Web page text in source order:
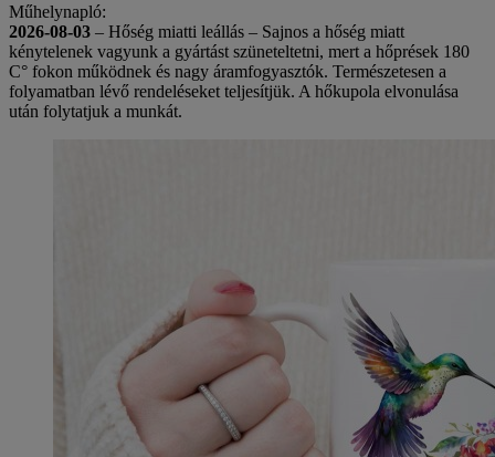
Műhelynapló:
2026-08-03 – Hőség miatti leállás – Sajnos a hőség miatt
kénytelenek vagyunk a gyártást szüneteltetni, mert a hőprések 180
C° fokon működnek és nagy áramfogyasztók. Természetesen a
folyamatban lévő rendeléseket teljesítjük. A hőkupola elvonulása
után folytatjuk a munkát.